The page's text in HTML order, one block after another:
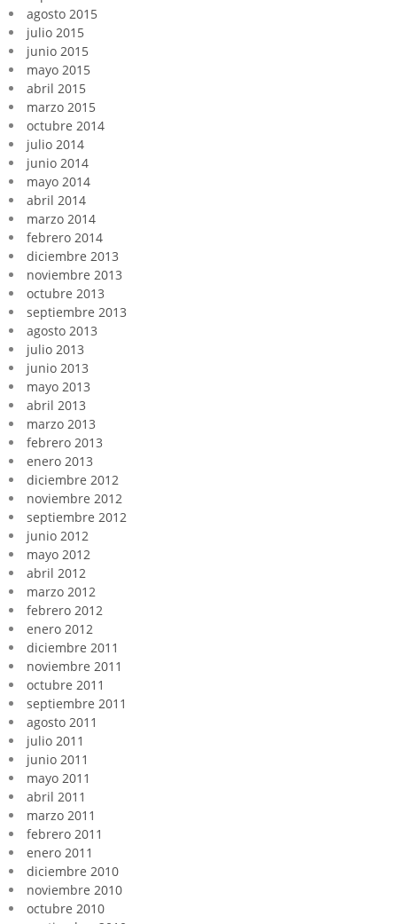
agosto 2015
julio 2015
junio 2015
mayo 2015
abril 2015
marzo 2015
octubre 2014
julio 2014
junio 2014
mayo 2014
abril 2014
marzo 2014
febrero 2014
diciembre 2013
noviembre 2013
octubre 2013
septiembre 2013
agosto 2013
julio 2013
junio 2013
mayo 2013
abril 2013
marzo 2013
febrero 2013
enero 2013
diciembre 2012
noviembre 2012
septiembre 2012
junio 2012
mayo 2012
abril 2012
marzo 2012
febrero 2012
enero 2012
diciembre 2011
noviembre 2011
octubre 2011
septiembre 2011
agosto 2011
julio 2011
junio 2011
mayo 2011
abril 2011
marzo 2011
febrero 2011
enero 2011
diciembre 2010
noviembre 2010
octubre 2010